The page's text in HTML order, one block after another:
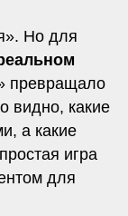
Но для
превращало
видно, какие
а какие
игра
для